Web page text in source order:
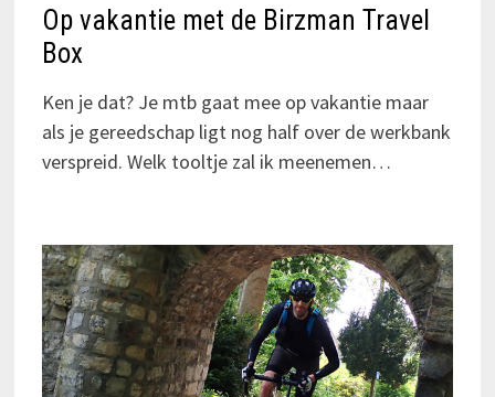
Op vakantie met de Birzman Travel
Box
Ken je dat? Je mtb gaat mee op vakantie maar
als je gereedschap ligt nog half over de werkbank
verspreid. Welk tooltje zal ik meenemen…